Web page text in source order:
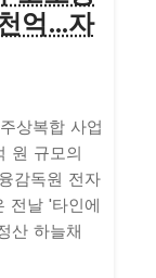
억…자
상복합 사업
원 규모의
감독원 전자
전날 '타인에
산 하늘채